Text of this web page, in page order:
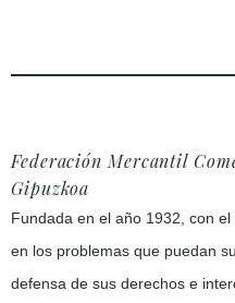
Federación Mercantil
Gipuzkoa
Fundada en el año 1932, con
en los problemas que puedan
defensa de sus derechos e